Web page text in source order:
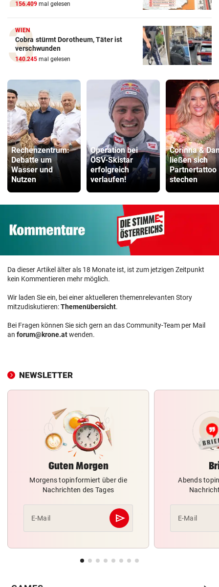
156.409 mal gelesen
WIEN
Cobra stürmt Dorotheum, Täter ist
verschwunden
140.245 mal gelesen
Rechenzentrum:
Debatte um
Wasser und
Nutzen
Operation bei
ÖSV-Skistar
erfolgreich
verlaufen!
Corinna &
ließen sich
Partnertattoo
stechen
Da dieser Artikel älter als 18 Monate ist, ist zum jetzigen Zeitpunkt
kein Kommentieren mehr möglich.
Wir laden Sie ein, bei einer aktuelleren themenrelevanten Story
mitzudiskutieren:Themenübersicht.
Bei Fragen können Sie sich gern an das Community-Team per Mail
an forum@krone.atwenden.
NEWSLETTER
Guten Morgen
Morgens topinformiert über die
Nachrichten des Tages
E-Mail send
Abschicken
Abends
E-Mail